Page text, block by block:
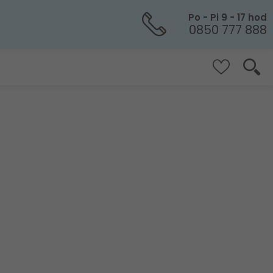
Po - Pi 9 - 17 hod
0850 777 888